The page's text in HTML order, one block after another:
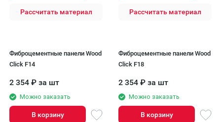
Рассчитать материал Рассчитать материал
Фиброцементные панели Wood
Click F14
2 354 ₽ за шт
Можно заказать
В корзину
Фиброцементные панели Wood
Click F18
2 354 ₽ за шт
Можно заказать
В корзину